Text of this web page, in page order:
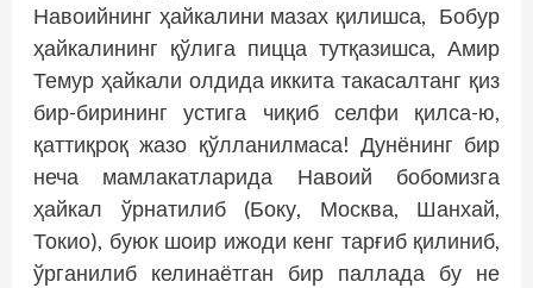
Навоийнинг ҳайкалини мазах қилишса, Бобур
ҳайкалининг қўлига пицца тутқазишса, Амир
Темур ҳайкали олдида иккита такасалтанг қиз
бир-бирининг устига чиқиб селфи қилса-ю,
қаттиқроқ жазо қўлланилмаса! Дунёнинг бир
неча мамлакатларида Навоий бобомизга
ҳайкал ўрнатилиб (Боку, Москва, Шанхай,
Токио), буюк шоир ижоди кенг тарғиб қилиниб,
ўрганилиб келинаётган бир паллада бу не